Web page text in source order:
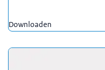
Downloaden